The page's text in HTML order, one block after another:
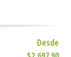
Desde